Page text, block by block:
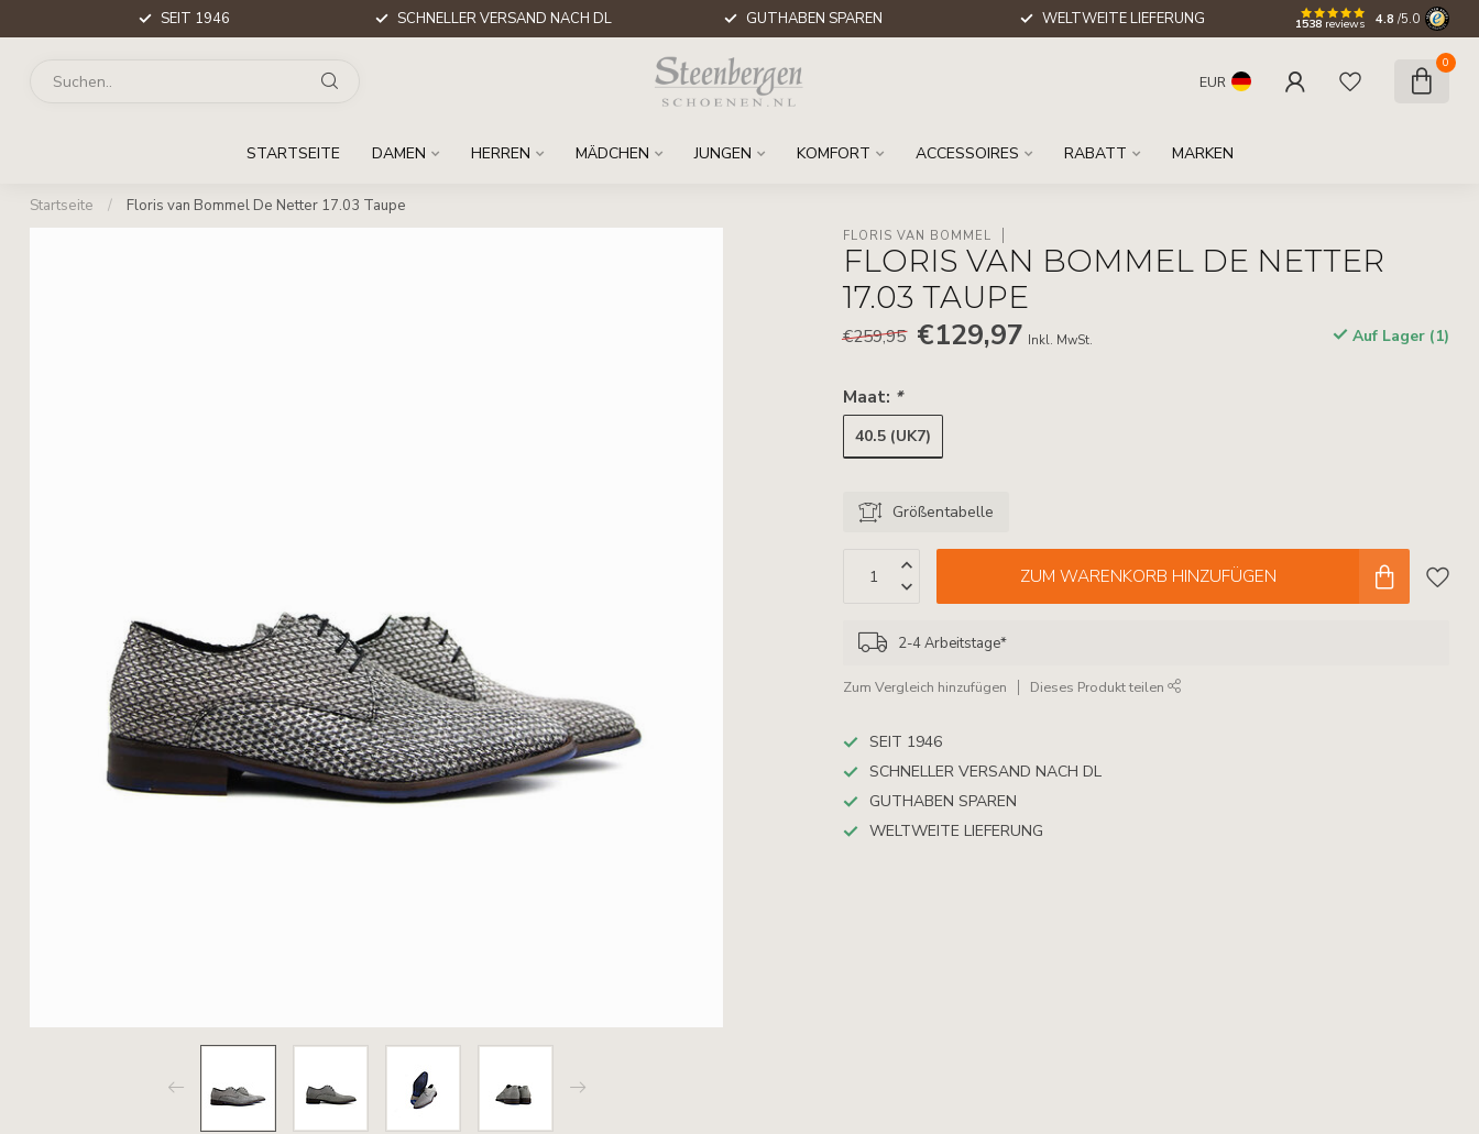
SEIT 1946 SCHNELLER VERSAND NACH DL GUTHABEN SPAREN WELTWEITE LIEFERUNG 1538 reviews 4.8 /5.0
EUR
0
STARTSEITE DAMEN HERREN MÄDCHEN JUNGEN KOMFORT ACCESSOIRES RABATT MARKEN
Startseite / Floris van Bommel De Netter 17.03 Taupe
FLORIS VAN BOMMEL
FLORIS VAN BOMMEL DE NETTER
17.03 TAUPE
€259,95 €129,97 Inkl. MwSt. Auf Lager (1)
Maat: *
40.5 (UK7)
Größentabelle
ZUM WARENKORB HINZUFÜGEN
2-4 Arbeitstage*
Zum Vergleich hinzufügen Dieses Produkt teilen
SEIT 1946
SCHNELLER VERSAND NACH DL
GUTHABEN SPAREN
WELTWEITE LIEFERUNG